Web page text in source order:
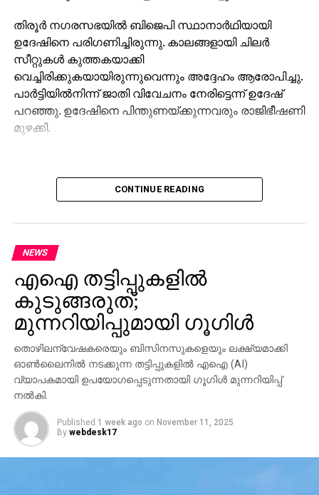
തിരൂര്‍ നഗരസഭയില്‍ ബിജെപി സ്ഥാനാര്‍ഥിയായി
ഉദേഷിനെ പരിഗണിച്ചിരുന്നു. കാലങ്ങളായി ചിലര്‍
സീറ്റുകള്‍ കുത്തകയാക്കി
വെച്ചിരിക്കുകയായിരുന്നുവെന്നും അദ്ദേഹം ആരോപിച്ചു.
പാര്‍ട്ടിയില്‍നിന്ന് ജാതി വിവേചനം നേരിട്ടെന്ന് ഉദേഷ്
പറഞ്ഞു. ഉദേഷിനെ പിന്തുണയ്ക്കുന്നവരും രാജിഭീഷണി
മുഴക്കി.
CONTINUE READING
NEWS
എഐ തട്ടിപ്പുകളില്‍
കുടുങ്ങരുത്;
മുന്നറിയിപ്പുമായി ഗൂഗിള്‍
തൊഴിലന്വേഷകരെയും ബിസിനസുകളെയും ലക്ഷ്യമാക്കി
ഓണ്‍ലൈനില്‍ നടക്കുന്ന തട്ടിപ്പുകളില്‍ എഐ (AI)
വ്യാപകമായി ഉപയോഗപ്പെടുന്നതായി ഗൂഗിള്‍ മുന്നറിയിപ്പ്
നല്‍കി.
Published 1 week ago on November 11, 2025
By webdesk17